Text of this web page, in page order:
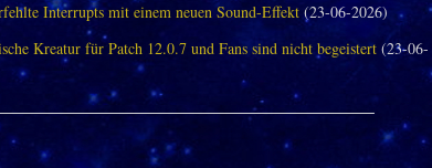
Interrupts mit einem neuen Sound-Effekt(23-06-2026)
Kreatur für Patch 12.0.7 und Fans sind nicht begeistert(23-06-